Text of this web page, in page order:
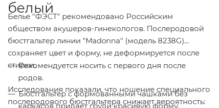
белый
Белье "ФЭСТ" рекомендовано Российским
обществом акушеров-гинекологов. Послеродовой
бюстгальтер линии "Madonna" (модель 8238G)
сохраняет цвет и форму, не деформируется после
стирки.
Исследования показали, что ношение специального
послеродового бюстгальтера снижает вероятность:
Рекомендуется носить с первого дня после
родов.
Бюстгальтер с формованными чашками без
каркасов придает груди красивую форму,